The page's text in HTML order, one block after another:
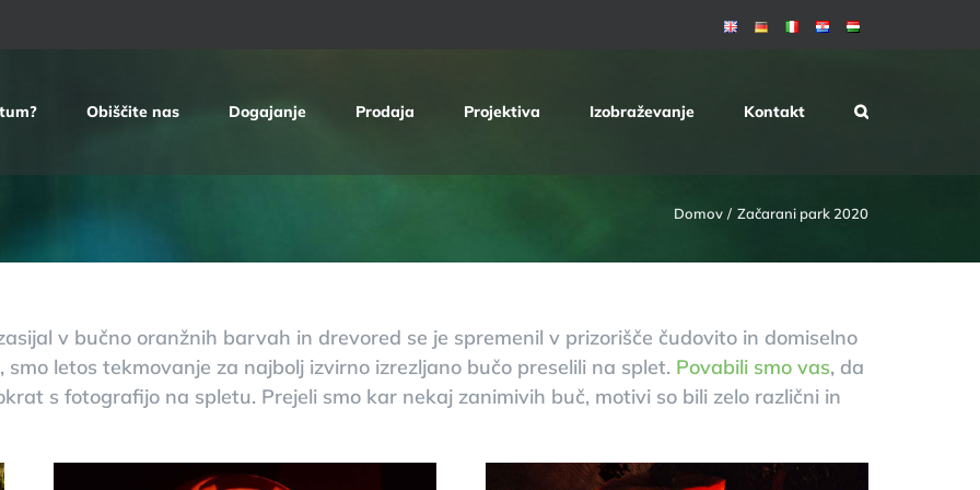
Obiščite nas Dogajanje Prodaja Projektiva Izobraževanje Kontakt
Domov Začarani park 2020
v bučno oranžnih barvah in drevored se je spremenil v prizorišče čudovito in domiselno
smo letos tekmovanje za najbolj izvirno izrezljano bučo preselili na splet. Povabili smo vas, da
s fotografijo na spletu. Prejeli smo kar nekaj zanimivih buč, motivi so bili zelo različni in